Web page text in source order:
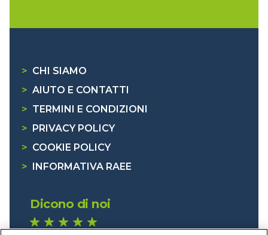
> CHI SIAMO
> AIUTO E CONTATTI
> TERMINI E CONDIZIONI
>
PRIVACY POLICY
> COOKIE POLICY
>
INFORMATIVA RAEE
Dicono di noi